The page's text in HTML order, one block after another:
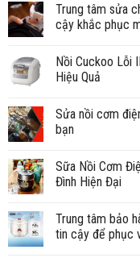
Trung tâm sửa
cậy khắc phục
Nồi Cuckoo Lỗi
Hiệu Quả
Sửa nồi cơm
bạn
Sữa Nồi Cơm
Đình Hiện Đại
Trung tâm bảo
tin cậy để phục